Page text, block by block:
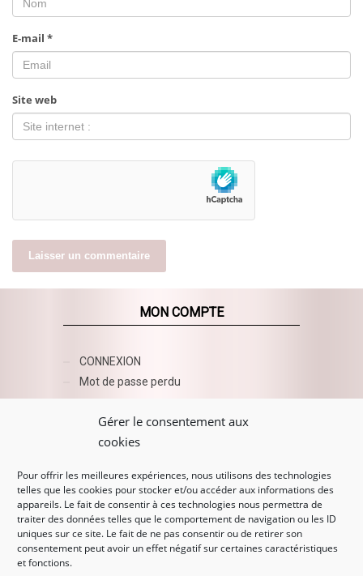
Gérer le consentement aux
cookies
Pour offrir les meilleures expériences, nous utilisons des technologies
telles que les cookies pour stocker et/ou accéder aux informations des
appareils. Le fait de consentir à ces technologies nous permettra de
traiter des données telles que le comportement de navigation ou les ID
uniques sur ce site. Le fait de ne pas consentir ou de retirer son
consentement peut avoir un effet négatif sur certaines caractéristiques
et fonctions.
E-mail *
Site web
MON COMPTE
CONNEXION
Mot de passe perdu
AZUR BEAUTY ESHOP